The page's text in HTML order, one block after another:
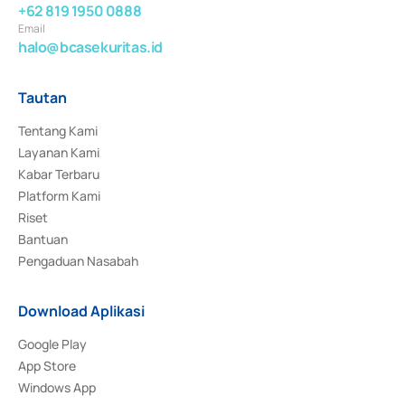
+62 819 1950 0888
Email
halo@bcasekuritas.id
Tautan
Tentang Kami
Layanan Kami
Kabar Terbaru
Platform Kami
Riset
Bantuan
Pengaduan Nasabah
Download Aplikasi
Google Play
App Store
Windows App